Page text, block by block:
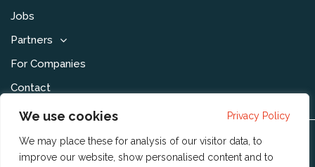
We use cookies Privacy Policy
We may place these for analysis of our visitor data, to
improve our website, show personalised content and to
Jobs
Partners
For Companies
Contact
Disclaimer & Voorwaarden